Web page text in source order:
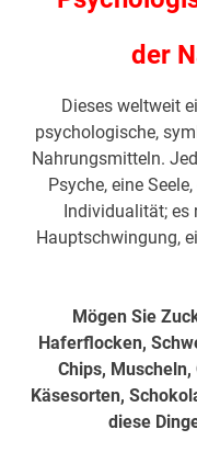
der
Dieses weltweit
psychologische,
Nahrungsmitteln.
Psyche, eine
Individualität;
Hauptschwingung,
Mögen Sie
Haferflocken,
Chips,
Käsesorten,
diese